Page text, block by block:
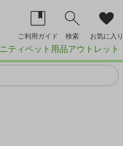
ご利用ガイド 検索 お気に入り
ティペット用品アウトレット